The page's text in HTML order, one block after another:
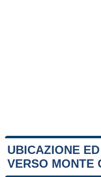
UBICAZIONE
VERSO MONTE
Leaflet